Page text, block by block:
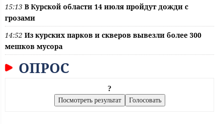
15:13 В Курской области 14 июля пройдут дожди с
грозами
14:52 Из курских парков и скверов вывезли более 300
мешков мусора
ОПРОС
?